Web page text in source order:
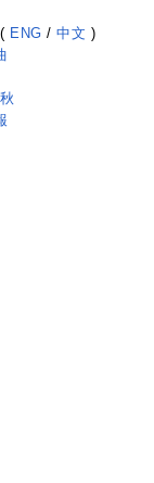
( ENG /中文 )